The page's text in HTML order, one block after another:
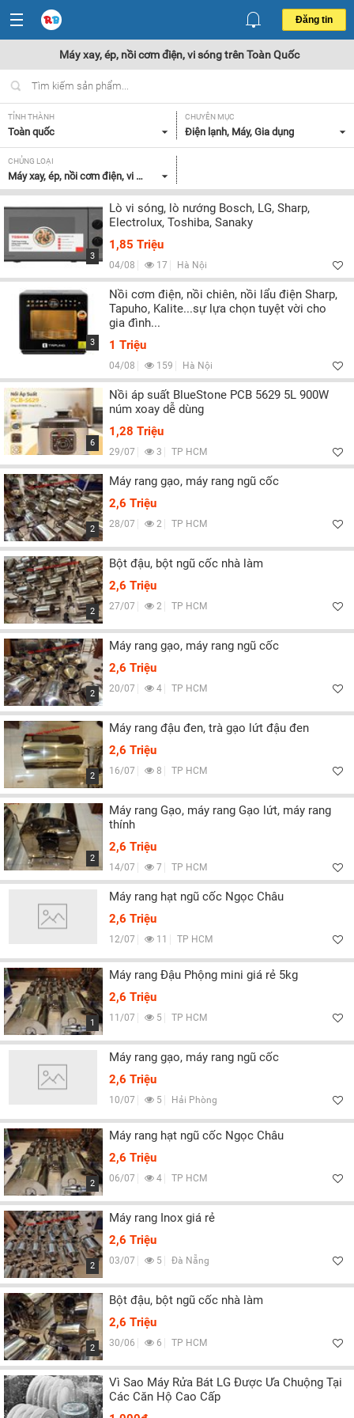
Đăng tin
Máy xay, ép, nồi cơm điện, vi sóng trên Toàn Quốc
TỈNH THÀNH
Toàn quốc
CHUYÊN MỤC
Điện lạnh, Máy, Gia dụng
CHỦNG LOẠI
Máy xay, ép, nồi cơm điện, vi sóng
3
Lò vi sóng, lò nướng Bosch, LG, Sharp,
Electrolux, Toshiba, Sanaky
1,85 Triệu
04/08 17 Hà Nội
3
Nồi cơm điện, nồi chiên, nồi lẩu điện Sharp,
Tapuho, Kalite...sự lựa chọn tuyệt vời cho
gia đình...
1 Triệu
04/08 159 Hà Nội
6
Nồi áp suất BlueStone PCB 5629 5L 900W
núm xoay dễ dùng
1,28 Triệu
29/07 3 TP HCM
2
Máy rang gạo, máy rang ngũ cốc
2,6 Triệu
28/07 2 TP HCM
2
Bột đậu, bột ngũ cốc nhà làm
2,6 Triệu
27/07 2 TP HCM
2
Máy rang gạo, máy rang ngũ cốc
2,6 Triệu
20/07 4 TP HCM
2
Máy rang đậu đen, trà gạo lứt đậu đen
2,6 Triệu
16/07 8 TP HCM
2
Máy rang Gạo, máy rang Gạo lứt, máy rang
thính
2,6 Triệu
14/07 7 TP HCM
Máy rang hạt ngũ cốc Ngọc Châu
2,6 Triệu
12/07 11 TP HCM
1
Máy rang Đậu Phộng mini giá rẻ 5kg
2,6 Triệu
11/07 5 TP HCM
Máy rang gạo, máy rang ngũ cốc
2,6 Triệu
10/07 5 Hải Phòng
2
Máy rang hạt ngũ cốc Ngọc Châu
2,6 Triệu
06/07 4 TP HCM
2
Máy rang Inox giá rẻ
2,6 Triệu
03/07 5 Đà Nẵng
2
Bột đậu, bột ngũ cốc nhà làm
2,6 Triệu
30/06 6 TP HCM
Vì Sao Máy Rửa Bát LG Được Ưa Chuộng Tại
Các Căn Hộ Cao Cấp